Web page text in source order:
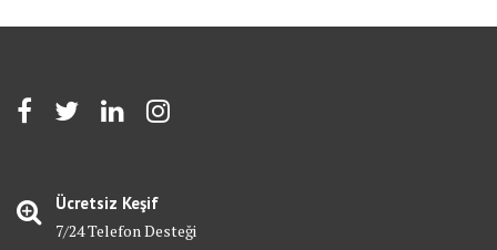
Ücretsiz Keşif
7/24 Telefon Desteği